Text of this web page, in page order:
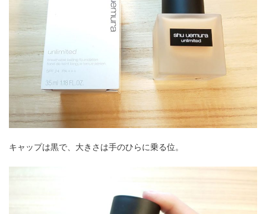
キャップは黒で、大きさは手のひらに乗る位。